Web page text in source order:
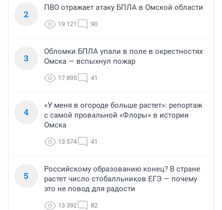
2
ПВО отражает атаку БПЛА в Омской области
19 121 90
3
Обломки БПЛА упали в поле в окрестностях
Омска — вспыхнул пожар
17 895 41
4
«У меня в огороде больше растет»: репортаж
с самой провальной «Флоры» в истории
Омска
13 574 41
5
Российскому образованию конец? В стране
растет число стобалльников ЕГЭ — почему
это не повод для радости
13 392 82